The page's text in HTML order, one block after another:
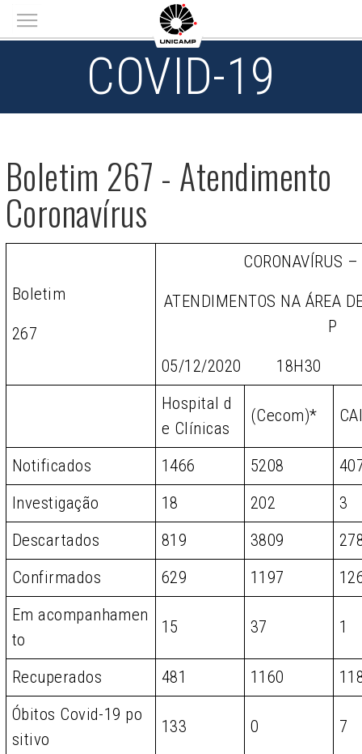
Main menu
COVID-19
Boletim 267 - Atendimento
Coronavírus
Boletim
267
CORONAVÍRUS
ATENDIMENTOS NA ÁREA
P
05/12/2020 18H30
Hospital d
e Clínicas
(Cecom)*
Notificados 1466 5208
Investigação
18 202
3
Descartados
819 3809
Confirmados
629 1197
Em acompanhamen
to
15 37 1
Recuperados 481 1160
Óbitos Covid-19 po
sitivo
133 0 7